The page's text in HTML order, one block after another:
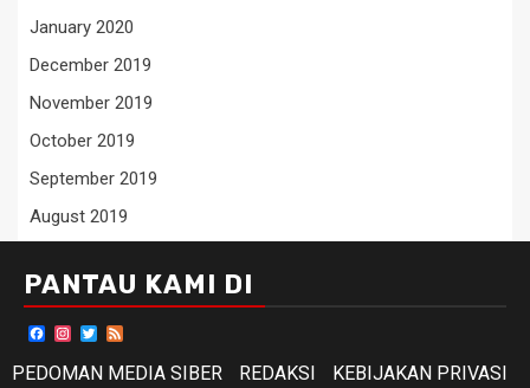
January 2020
December 2019
November 2019
October 2019
September 2019
August 2019
PANTAU KAMI DI
Facebook
Instagram
Twitter
PEDOMAN MEDIA SIBER
REDAKSI KEBIJAKAN PRIVASI